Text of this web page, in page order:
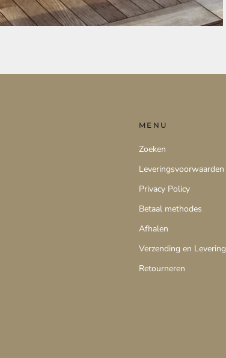
MENU
Zoeken
Leveringsvoorwaarden
Privacy Policy
Betaal methodes
Afhalen
Verzending en Levering
Retourneren